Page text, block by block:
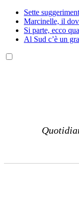
Sette
Marcinelle, il
Si parte, ecco
Al Sud c’è un